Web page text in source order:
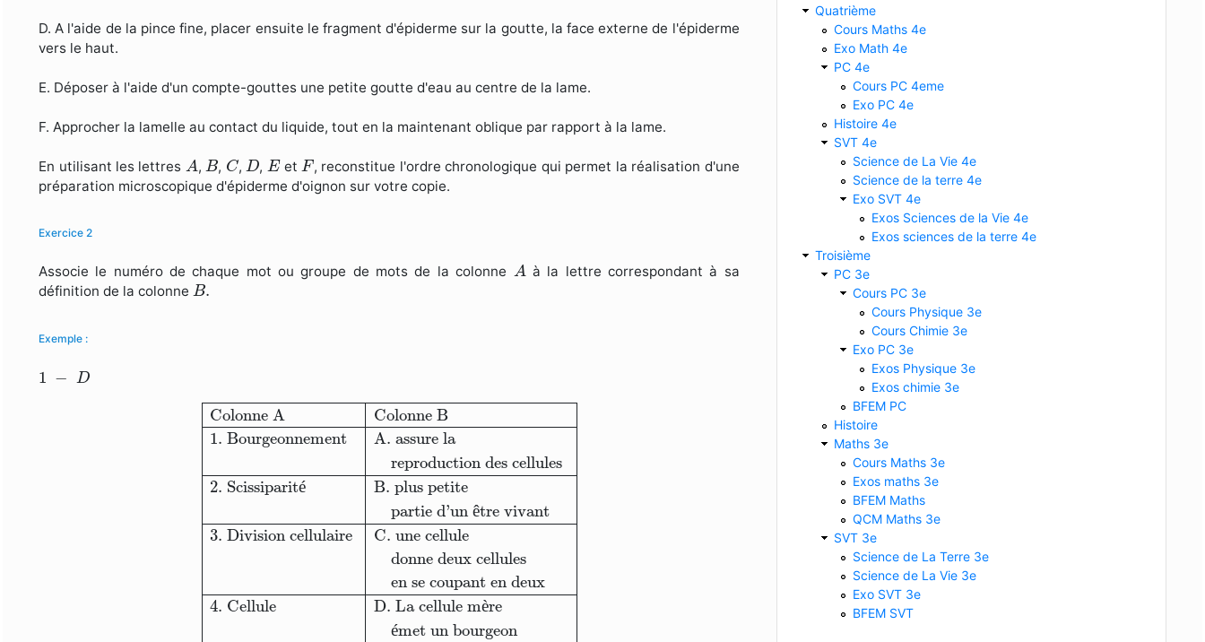
D. A l'aide de la pince fine, placer ensuite le fragment d'épiderme sur la goutte, la face externe de l'épiderme
vers le haut.
E. Déposer à l'aide d'un compte-gouttes une petite goutte d'eau au centre de la lame.
F. Approcher la lamelle au contact du liquide, tout en la maintenant oblique par rapport à la lame.
En utilisant les lettres A
A, B
B, C
C, D
D, E
Eet F
F, reconstitue l'ordre chronologique qui permet la réalisation d'une
préparation microscopique d'épiderme d'oignon sur votre copie.
Exercice 2
Associe le numéro de chaque mot ou groupe de mots de la colonne A
A à la lettre correspondant à sa
définition de la colonne B.
B.
Exemple :
1 − D
1
Colonne A
Colonne B
1. Bourgeonnement
A. assure la
reproduction des cellules
2. Scissiparité
B. plus petite
partie d'un être vivant
3. Division cellulaire
C. une cellule
donne deux cellules
en se coupant en deux
4. Cellule
D. La cellule mère
émet un bourgeon
Colonne AColonne B1. BourgeonnementA. assure la 2. Scissiparité
Quatrième
Cours Maths 4e
Exo Math 4e
PC 4e
Cours PC 4eme
Exo PC 4e
Histoire 4e
SVT 4e
Science de La Vie 4e
Science de la terre 4e
Exo SVT 4e
Exos Sciences de la Vie 4e
Exos sciences de la terre 4e
Troisième
PC 3e
Cours PC 3e
Cours Physique 3e
Cours Chimie 3e
Exo PC 3e
Exos Physique 3e
Exos chimie 3e
BFEM PC
Histoire
Maths 3e
Cours Maths 3e
Exos maths 3e
BFEM Maths
QCM Maths 3e
SVT 3e
Science de La Terre 3e
Science de La Vie 3e
Exo SVT 3e
BFEM SVT